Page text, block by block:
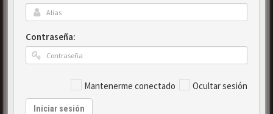
Contraseña:
Mantenerme conectado Ocultar sesión
Iniciar sesión